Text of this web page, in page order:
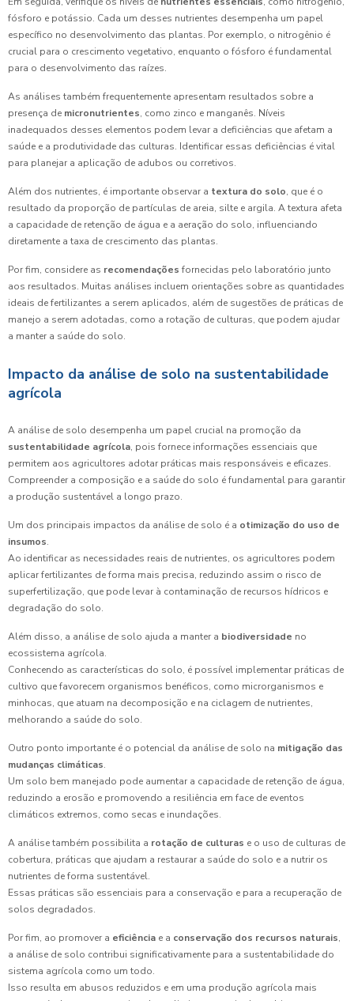
fósforo e potássio. Cada um desses nutrientes desempenha um papel
específico no desenvolvimento das plantas. Por exemplo, o nitrogênio é
crucial para o crescimento vegetativo, enquanto o fósforo é fundamental
para o desenvolvimento das raízes.
As análises também frequentemente apresentam resultados sobre a
presença de micronutrientes, como zinco e manganês. Níveis
inadequados desses elementos podem levar a deficiências que afetam a
saúde e a produtividade das culturas. Identificar essas deficiências é vital
para planejar a aplicação de adubos ou corretivos.
Além dos nutrientes, é importante observar a textura do solo, que é o
resultado da proporção de partículas de areia, silte e argila. A textura afeta
a capacidade de retenção de água e a aeração do solo, influenciando
diretamente a taxa de crescimento das plantas.
Por fim, considere as recomendações fornecidas pelo laboratório junto
aos resultados. Muitas análises incluem orientações sobre as quantidades
ideais de fertilizantes a serem aplicados, além de sugestões de práticas de
manejo a serem adotadas, como a rotação de culturas, que podem ajudar
a manter a saúde do solo.
Impacto da análise de solo na sustentabilidade
agrícola
A análise de solo desempenha um papel crucial na promoção da
sustentabilidade agrícola, pois fornece informações essenciais que
permitem aos agricultores adotar práticas mais responsáveis e eficazes.
Compreender a composição e a saúde do solo é fundamental para garantir
a produção sustentável a longo prazo.
Um dos principais impactos da análise de solo é a otimização do uso de
insumos.
Ao identificar as necessidades reais de nutrientes, os agricultores podem
aplicar fertilizantes de forma mais precisa, reduzindo assim o risco de
superfertilização, que pode levar à contaminação de recursos hídricos e
degradação do solo.
Além disso, a análise de solo ajuda a manter a biodiversidade no
ecossistema agrícola.
Conhecendo as características do solo, é possível implementar práticas de
cultivo que favorecem organismos benéficos, como microrganismos e
minhocas, que atuam na decomposição e na ciclagem de nutrientes,
melhorando a saúde do solo.
Outro ponto importante é o potencial da análise de solo na mitigação das
mudanças climáticas.
Um solo bem manejado pode aumentar a capacidade de retenção de água,
reduzindo a erosão e promovendo a resiliência em face de eventos
climáticos extremos, como secas e inundações.
A análise também possibilita a rotação de culturas e o uso de culturas de
cobertura, práticas que ajudam a restaurar a saúde do solo e a nutrir os
nutrientes de forma sustentável.
Essas práticas são essenciais para a conservação e para a recuperação de
solos degradados.
Por fim, ao promover a eficiência e a conservação dos recursos naturais,
a análise de solo contribui significativamente para a sustentabilidade do
sistema agrícola como um todo.
Isso resulta em abusos reduzidos e em uma produção agrícola mais